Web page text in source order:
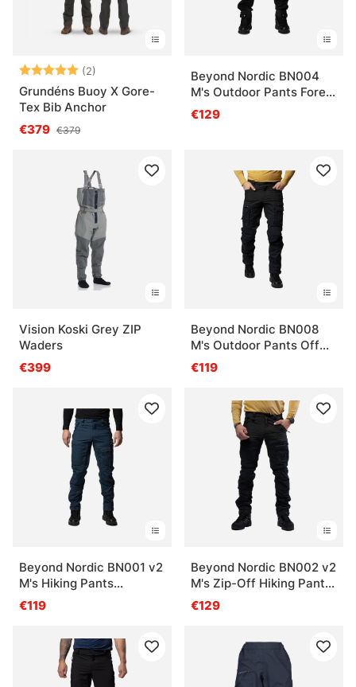
Arvio: (2)
5.0 5:sta tähdestä
Grundéns Buoy X Gore-
Tex Bib Anchor
€379 €379
Beyond Nordic BN004
M's Outdoor Pants Forest
Night
€129
Vision Koski Grey ZIP
Waders
€399
Beyond Nordic BN008
M's Outdoor Pants Off
Black
€119
Beyond Nordic BN001 v2
M's Hiking Pants
Midnight Navy
€119
Beyond Nordic BN002 v2
M's Zip-Off Hiking Pants
Black
€129